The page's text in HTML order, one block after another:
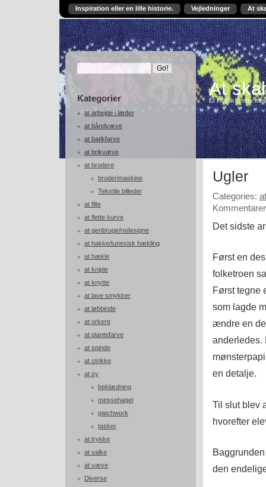
Inspiration eller en lille historie. Vejledninger At
Kategorier
at arbejde i læder
at båndvæve
at batikfarve
at brikvæve
at brodere
broderimaskine
Tekstile billeder
at filte
at flette kurve
at genbruge/redesigne
at hakke/tunesisk hækling
at hækle
at kniple
at knytte
at lave smykker
at løbbinde
at orkere
at plantefarve
at spinde
at strikke
at sy
beklædning
messehagel
patchwork
tasker
at trykke
at valke
at væve
Diverse
At
Et indblik i mine
Ugler
Categories:
Det sidste
Først en
folketroen
Først tegne
som lagde
ændre en
anderledes.
en detalje.
Til slut blev
hvorefter
den